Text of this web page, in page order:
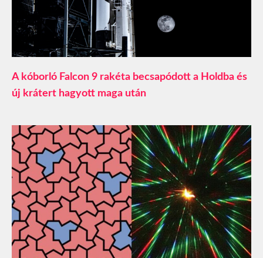
A kóborló Falcon 9 rakéta becsapódott a Holdba és
új krátert hagyott maga után